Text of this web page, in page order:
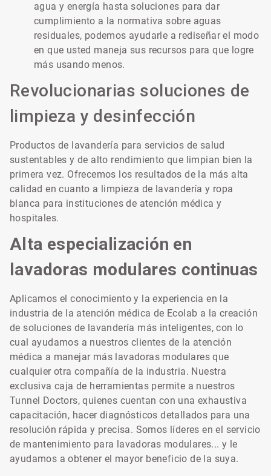
agua y energía hasta soluciones para dar
cumplimiento a la normativa sobre aguas
residuales, podemos ayudarle a rediseñar el modo
en que usted maneja sus recursos para que logre
más usando menos.
Revolucionarias soluciones de
limpieza y desinfección
Productos de lavandería para servicios de salud
sustentables y de alto rendimiento que limpian bien la
primera vez. Ofrecemos los resultados de la más alta
calidad en cuanto a limpieza de lavandería y ropa
blanca para instituciones de atención médica y
hospitales.
Alta especialización en
lavadoras modulares continuas
Aplicamos el conocimiento y la experiencia en la
industria de la atención médica de Ecolab a la creación
de soluciones de lavandería más inteligentes, con lo
cual ayudamos a nuestros clientes de la atención
médica a manejar más lavadoras modulares que
cualquier otra compañía de la industria. Nuestra
exclusiva caja de herramientas permite a nuestros
Tunnel Doctors, quienes cuentan con una exhaustiva
capacitación, hacer diagnósticos detallados para una
resolución rápida y precisa. Somos líderes en el servicio
de mantenimiento para lavadoras modulares... y le
ayudamos a obtener el mayor beneficio de la suya.